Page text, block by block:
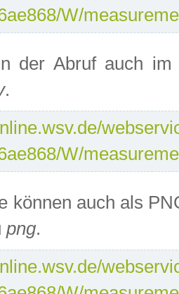
W/
der Abruf auch
.
W/
können auch als
png.